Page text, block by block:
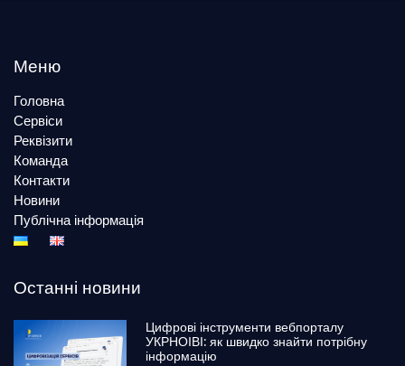
Меню
Головна
Сервіси
Реквізити
Команда
Контакти
Новини
Публічна інформація
Останні новини
Цифрові інструменти вебпорталу
УКРНОІВІ: як швидко знайти потрібну
інформацію